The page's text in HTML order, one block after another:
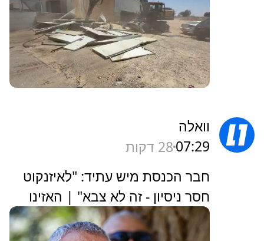
וואלה
07:2928 דקות
חבר הכנסת מיש עתיד: "לאיזנקוט
חסר ניסיון - זה לא צבא" | האזינו